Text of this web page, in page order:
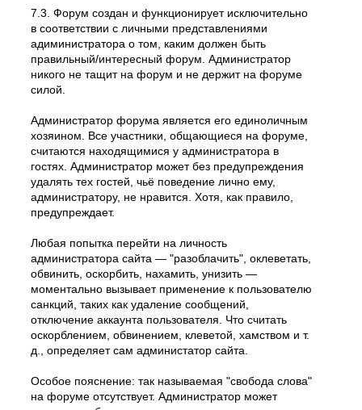
7.3. Форум создан и функционирует исключительно
в соответствии с личными представлениями
адиминистратора о том, каким должен быть
правильный/интересный форум. Администратор
никого не тащит на форум и не держит на форуме
силой.
Администратор форума является его единоличным
хозяином. Все участники, общающиеся на форуме,
считаются находящимися у администратора в
гостях. Администратор может без предупреждения
удалять тех гостей, чьё поведение лично ему,
администратору, не нравится. Хотя, как правило,
предупреждает.
Любая попытка перейти на личность
администратора сайта — "разоблачить", оклеветать,
обвинить, оскорбить, нахамить, унизить —
моментально вызывает применение к пользователю
санкций, таких как удаление сообщений,
отключение аккаунта пользователя. Что считать
оскорблением, обвинением, клеветой, хамством и т.
д., определяет сам администатор сайта.
Особое пояснение: так называемая "свобода слова"
на форуме отсутствует. Администратор может